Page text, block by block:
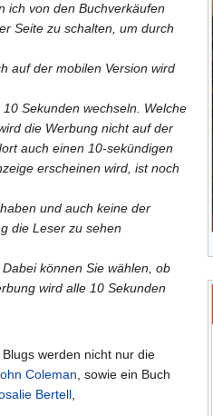
ich von den Buchverkäufen
Seite zu schalten, um durch
auf der mobilen Version wird
Sekunden wechseln. Welche
die Werbung nicht auf der
auch einen 10-sekündigen
erscheinen wird, ist noch
und auch keine der
die Leser zu sehen
können Sie wählen, ob
wird alle 10 Sekunden
werden nicht nur die
Coleman, sowie ein Buch
Bertell,